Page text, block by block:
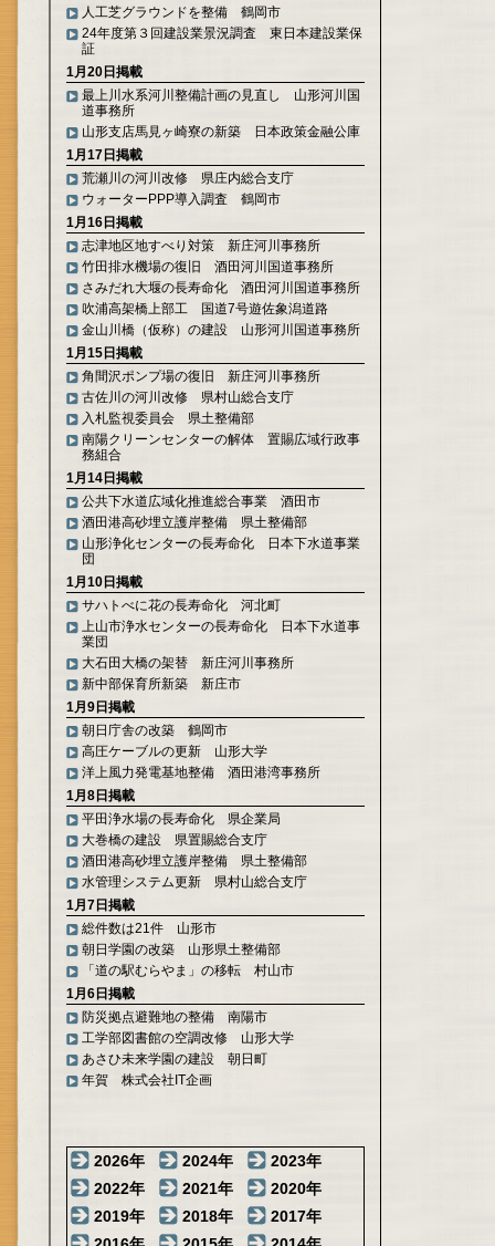
人工芝グラウンドを整備 鶴岡市
24年度第３回建設業景況調査 東日本建設業保
証
1月20日掲載
最上川水系河川整備計画の見直し 山形河川国
道事務所
山形支店馬見ヶ崎寮の新築 日本政策金融公庫
1月17日掲載
荒瀬川の河川改修 県庄内総合支庁
ウォーターPPP導入調査 鶴岡市
1月16日掲載
志津地区地すべり対策 新庄河川事務所
竹田排水機場の復旧 酒田河川国道事務所
さみだれ大堰の長寿命化 酒田河川国道事務所
吹浦高架橋上部工 国道7号遊佐象潟道路
金山川橋（仮称）の建設 山形河川国道事務所
1月15日掲載
角間沢ポンプ場の復旧 新庄河川事務所
古佐川の河川改修 県村山総合支庁
入札監視委員会 県土整備部
南陽クリーンセンターの解体 置賜広域行政事
務組合
1月14日掲載
公共下水道広域化推進総合事業 酒田市
酒田港高砂埋立護岸整備 県土整備部
山形浄化センターの長寿命化 日本下水道事業
団
1月10日掲載
サハトべに花の長寿命化 河北町
上山市浄水センターの長寿命化 日本下水道事
業団
大石田大橋の架替 新庄河川事務所
新中部保育所新築 新庄市
1月9日掲載
朝日庁舎の改築 鶴岡市
高圧ケーブルの更新 山形大学
洋上風力発電基地整備 酒田港湾事務所
1月8日掲載
平田浄水場の長寿命化 県企業局
大巻橋の建設 県置賜総合支庁
酒田港高砂埋立護岸整備 県土整備部
水管理システム更新 県村山総合支庁
1月7日掲載
総件数は21件 山形市
朝日学園の改築 山形県土整備部
「道の駅むらやま」の移転 村山市
1月6日掲載
防災拠点避難地の整備 南陽市
工学部図書館の空調改修 山形大学
あさひ未来学園の建設 朝日町
年賀 株式会社IT企画
2026年 2024年
2023年
2022年
2021年
2020年
2019年
2018年
2017年